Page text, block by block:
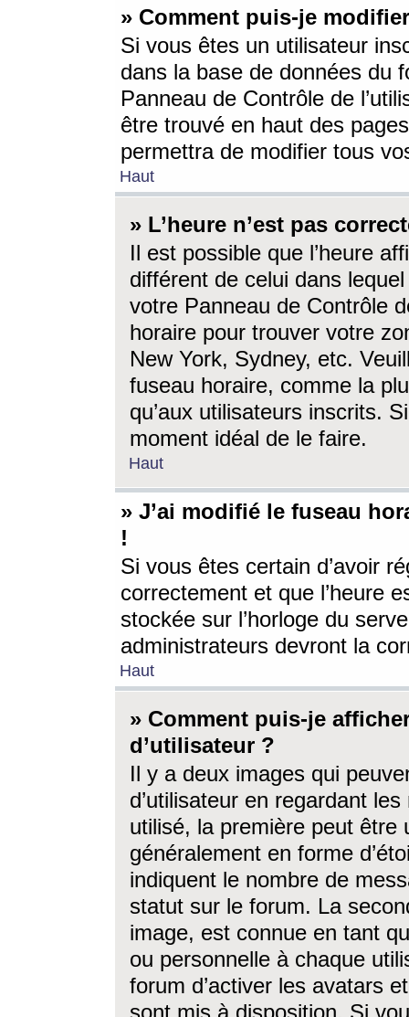
» Comment puis-je
Si vous êtes un utilisateur
dans la base de données du
Panneau de Contrôle de
être trouvé en haut des
permettra de modifier tous
Haut
» L’heure n’est pas
Il est possible que l’heure
différent de celui dans
votre Panneau de Contrôle
horaire pour trouver votre
New York, Sydney, etc.
fuseau horaire, comme la
qu’aux utilisateurs inscrits.
moment idéal de le faire.
Haut
» J’ai modifié le fuseau
!
Si vous êtes certain d’avoir
correctement et que l’heure
stockée sur l’horloge du
administrateurs devront la
Haut
» Comment puis-je
d’utilisateur ?
Il y a deux images qui
d’utilisateur en regardant
utilisé, la première peut être
généralement en forme
indiquent le nombre de
statut sur le forum. La
image, est connue en tant
ou personnelle à chaque
forum d’activer les avatars